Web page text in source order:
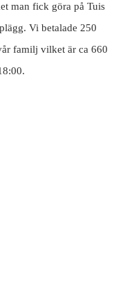
man fick göra på Tuis
Vi betalade 250
familj vilket är ca 660